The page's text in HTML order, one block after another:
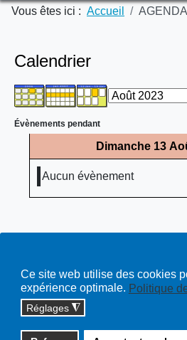
Ce site web utilise des cookies
expérience optimale. Politique
Réglages ◮
Vous êtes ici : Accueil AGENDA
Calendrier
Évènements pendant
Dimanche 13
Aucun évènement
Copyright © 2026 cossonay.ch -